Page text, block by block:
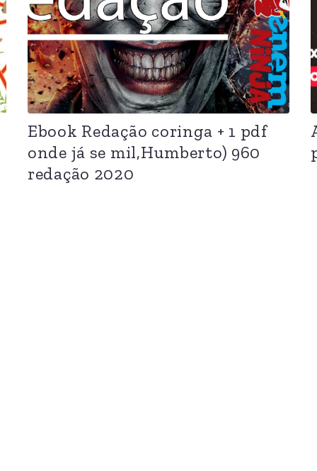
Ebook Redação coringa + 1 pdf
onde já se mil,Humberto) 960
redação 2020